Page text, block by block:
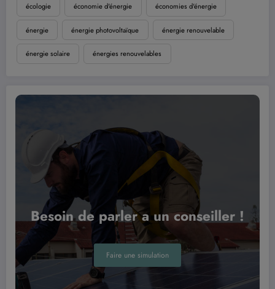
écologie économie d'énergie économies d'énergie
énergie énergie photovoltaïque énergie renouvelable
énergie solaire énergies renouvelables
Besoin de parler a un conseiller !
Faire une simulation